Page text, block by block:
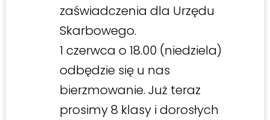
zaświadczenia dla Urzędu
Skarbowego.
1 czerwca o 18.00 (niedziela)
odbędzie się u nas
bierzmowanie. Już teraz
prosimy 8 klasy i dorosłych